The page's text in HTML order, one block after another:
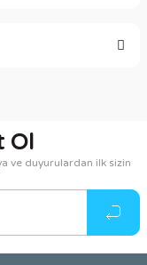
Ol
ve duyurulardan ilk sizin